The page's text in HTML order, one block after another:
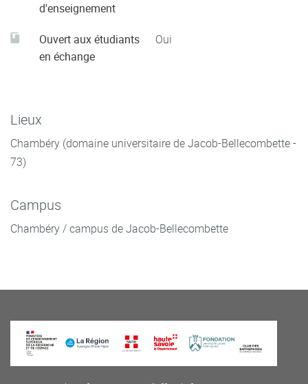
d'enseignement
Ouvert aux étudiants
en échange
Oui
Lieux
Chambéry (domaine universitaire de Jacob-Bellecombette -
73)
Campus
Chambéry / campus de Jacob-Bellecombette